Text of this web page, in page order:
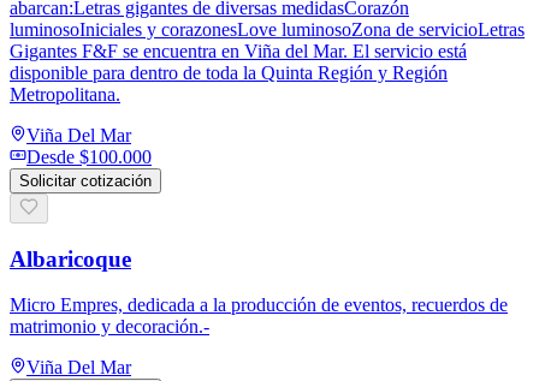
abarcan:Letras gigantes de diversas medidasCorazón
luminosoIniciales y corazonesLove luminosoZona de servicioLetras
Gigantes F&F se encuentra en Viña del Mar. El servicio está
disponible para dentro de toda la Quinta Región y Región
Metropolitana.
Viña Del Mar
Desde $100.000
Solicitar cotización
Albaricoque
Micro Empres, dedicada a la producción de eventos, recuerdos de
matrimonio y decoración.-
Viña Del Mar